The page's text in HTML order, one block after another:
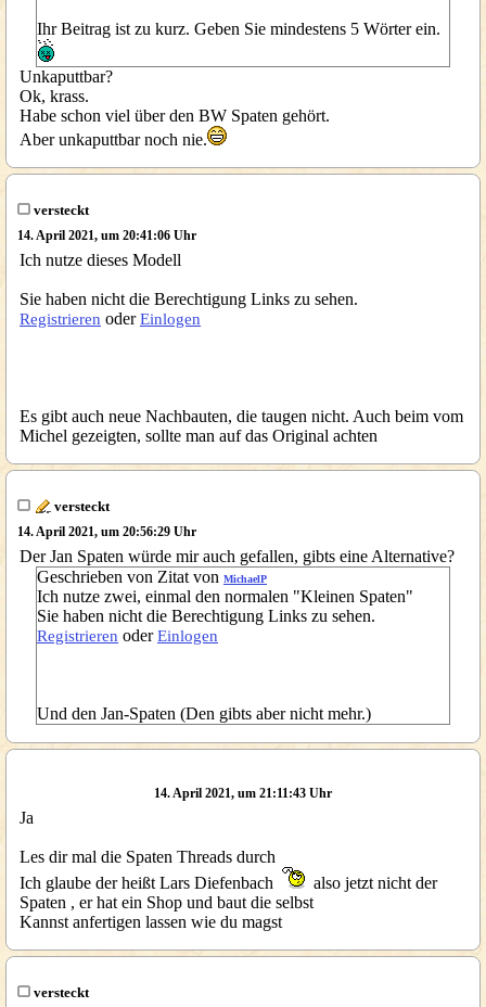
Ihr Beitrag ist zu kurz. Geben Sie mindestens 5 Wörter ein.
Unkaputtbar?
Ok, krass.
Habe schon viel über den BW Spaten gehört.
Aber unkaputtbar noch nie.
versteckt
14. April 2021, um 20:41:06 Uhr
Ich nutze dieses Modell
Sie haben nicht die Berechtigung Links zu sehen.
Registrieren oderEinlogen
Es gibt auch neue Nachbauten, die taugen nicht. Auch beim vom
Michel gezeigten, sollte man auf das Original achten
versteckt
14. April 2021, um 20:56:29 Uhr
Der Jan Spaten würde mir auch gefallen, gibts eine Alternative?
Geschrieben von Zitat von MichaelP
Ich nutze zwei, einmal den normalen "Kleinen Spaten"
Sie haben nicht die Berechtigung Links zu sehen.
Registrieren oderEinlogen
Und den Jan-Spaten (Den gibts aber nicht mehr.)
14. April 2021, um 21:11:43 Uhr
Ja
Les dir mal die Spaten Threads durch
Ich glaube der heißt Lars Diefenbach
also jetzt nicht der
Spaten , er hat ein Shop und baut die selbst
Kannst anfertigen lassen wie du magst
versteckt